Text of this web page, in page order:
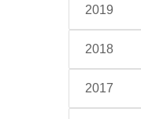
2019
2018
2017